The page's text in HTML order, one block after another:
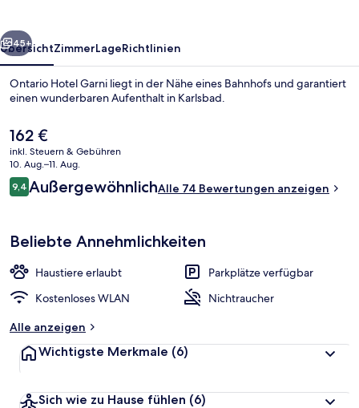
Weiter
45+
ÜbersichtZimmerLageRichtlinien
Ontario Hotel Garni liegt in der Nähe eines Bahnhofs und garantiert
einen wunderbaren Aufenthalt in Karlsbad.
Der
aktuelle
Preis
beträgt
162 €.
162 €
inkl. Steuern & Gebühren
10. Aug.–11. Aug.
Bewertungen
9,49,4 von 10.
AußergewöhnlichAlle 74 Bewertungen anzeigen
Beliebte Annehmlichkeiten
Haustiere erlaubt
Parkplätze verfügbar
Kostenloses WLAN
Nichtraucher
Alle anzeigen
Wichtigste Merkmale (6)
Sich wie zu Hause fühlen (6)